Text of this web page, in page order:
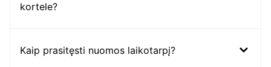
kortele?
Kaip prasitęsti nuomos laikotarpį?